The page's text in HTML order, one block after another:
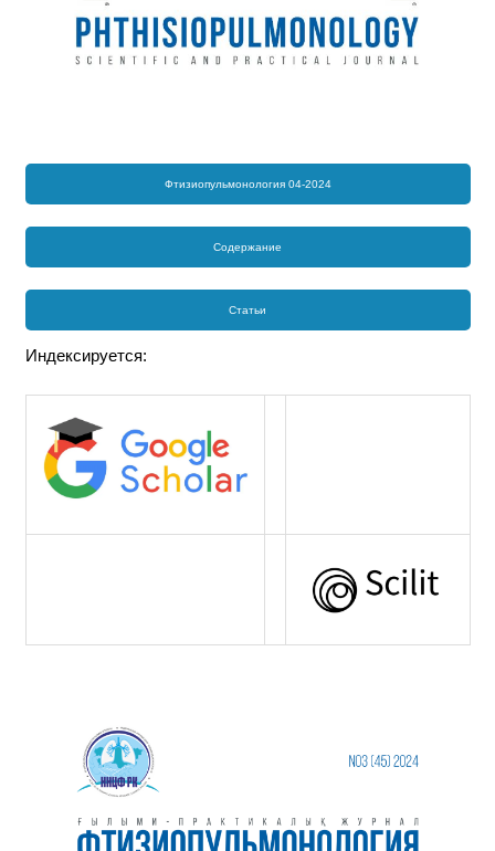
Фтизиопульмонология 04-2024
Содержание
Статьи
Индексируется: